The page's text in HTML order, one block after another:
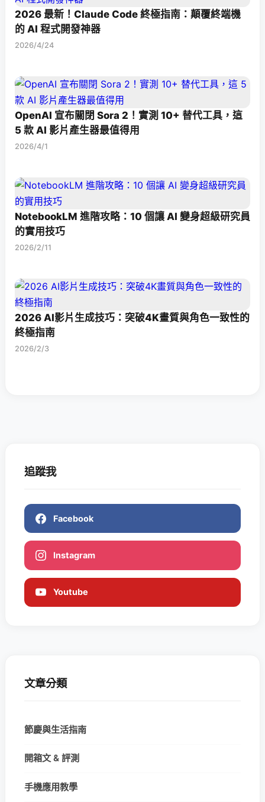
2026 最新！Claude Code 終極指南：顛覆終端機
的 AI 程式開發神器
2026/4/24
OpenAI 宣布關閉 Sora 2！實測 10+ 替代工具，這
5 款 AI 影片產生器最值得用
2026/4/1
NotebookLM 進階攻略：10 個讓 AI 變身超級研究員
的實用技巧
2026/2/11
2026 AI影片生成技巧：突破4K畫質與角色一致性的
終極指南
2026/2/3
追蹤我
Facebook
Instagram
Youtube
文章分類
節慶與生活指南
開箱文 & 評測
手機應用教學